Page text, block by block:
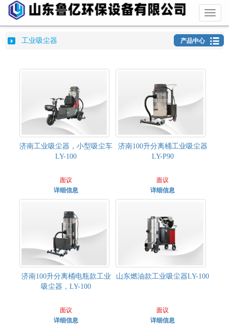
Toggle
工业吸尘器 产品中心
济南工业吸尘器，小型吸尘车
LY-100
面议
详细信息
济南100升分离桶工业吸尘器
LY-P90
面议
详细信息
济南100升分离桶电瓶款工业
吸尘器，LY-100
面议
详细信息
山东燃油款工业吸尘器LY-100
面议
详细信息